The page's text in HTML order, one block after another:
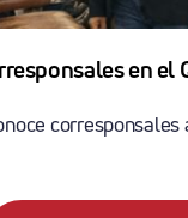
en el
corresponsales